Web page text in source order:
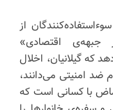
از
اقتصادی»
که گیلانیان، اخلال
ضد امنیتی می‌دانند،
با کسانی است که